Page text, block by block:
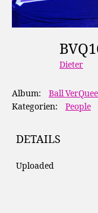
Dieter
Album:
Ball
Kategorien:
People
DETAILS
Uploaded